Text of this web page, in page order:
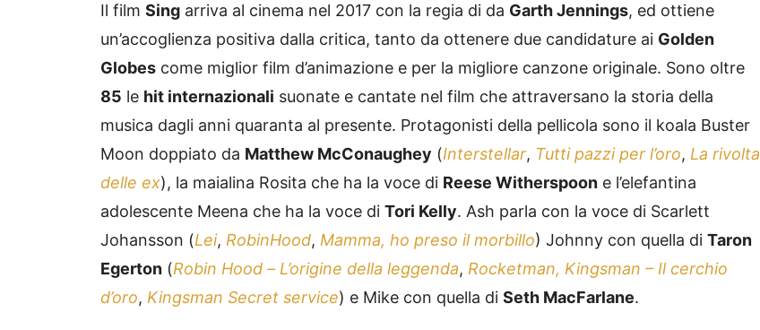
Il film Sing arriva al cinema nel 2017 con la regia di da Garth Jennings, ed ottiene
un’accoglienza positiva dalla critica, tanto da ottenere due candidature ai Golden
Globes come miglior film d’animazione e per la migliore canzone originale. Sono oltre
85 le hit internazionali suonate e cantate nel film che attraversano la storia della
musica dagli anni quaranta al presente. Protagonisti della pellicola sono il koala Buster
Moon doppiato da Matthew McConaughey (Interstellar, Tutti pazzi per l’oro, La rivolta
delle ex), la maialina Rosita che ha la voce di Reese Witherspoon e l’elefantina
adolescente Meena che ha la voce di Tori Kelly. Ash parla con la voce di Scarlett
Johansson (Lei, RobinHood, Mamma, ho preso il morbillo) Johnny con quella di Taron
Egerton (Robin Hood – L’origine della leggenda, Rocketman, Kingsman – Il cerchio
d’oro, Kingsman Secret service) e Mike con quella di Seth MacFarlane.